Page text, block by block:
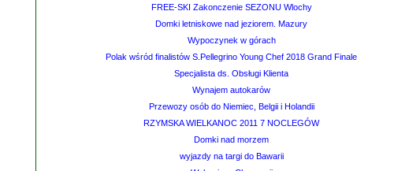
FREE-SKI Zakonczenie SEZONU Wlochy
Domki letniskowe nad jeziorem. Mazury
Wypoczynek w górach
Polak wśród finalistów S.Pellegrino Young Chef 2018 Grand Finale
Specjalista ds. Obsługi Klienta
Wynajem autokarów
Przewozy osób do Niemiec, Belgii i Holandii
RZYMSKA WIELKANOC 2011 7 NOCLEGÓW
Domki nad morzem
wyjazdy na targi do Bawarii